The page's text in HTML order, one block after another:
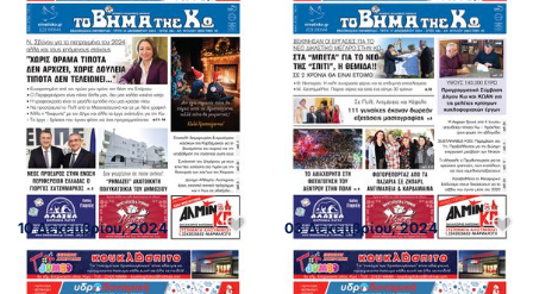
10 Δεκεμβρίου, 2024 03 Δεκεμβρίου, 2024